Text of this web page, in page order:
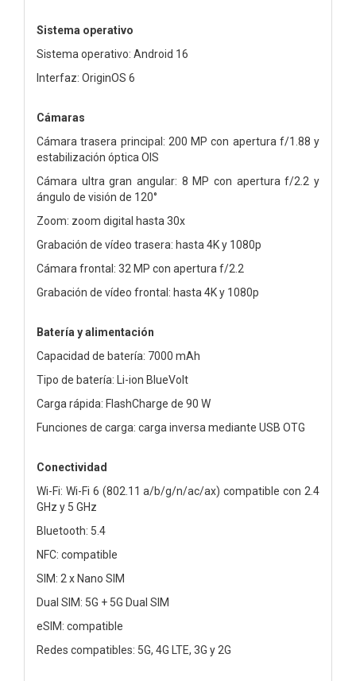
Sistema operativo
Sistema operativo: Android 16
Interfaz: OriginOS 6
Cámaras
Cámara trasera principal: 200 MP con apertura f/1.88 y
estabilización óptica OIS
Cámara ultra gran angular: 8 MP con apertura f/2.2 y
ángulo de visión de 120°
Zoom: zoom digital hasta 30x
Grabación de vídeo trasera: hasta 4K y 1080p
Cámara frontal: 32 MP con apertura f/2.2
Grabación de vídeo frontal: hasta 4K y 1080p
Batería y alimentación
Capacidad de batería: 7000 mAh
Tipo de batería: Li-ion BlueVolt
Carga rápida: FlashCharge de 90 W
Funciones de carga: carga inversa mediante USB OTG
Conectividad
Wi-Fi: Wi-Fi 6 (802.11 a/b/g/n/ac/ax) compatible con 2.4
GHz y 5 GHz
Bluetooth: 5.4
NFC: compatible
SIM: 2 x Nano SIM
Dual SIM: 5G + 5G Dual SIM
eSIM: compatible
Redes compatibles: 5G, 4G LTE, 3G y 2G